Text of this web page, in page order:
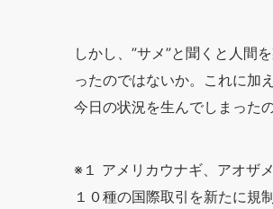
しかし、”サメ”と聞くと人間
ったのではないか。これに加
今日の状況を生んでしまった
※１ アメリカウナギ、アオザ
１０種の国際取引を新たに規